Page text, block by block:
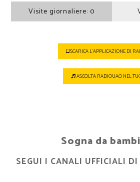
Visite giornaliere: 0
SCARICA L'APPLICAZIONE DI
ASCOLTA RADIOUAO NEL
Sogna da
SEGUI I CANALI UFFICIALI